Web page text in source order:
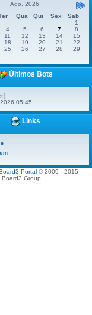
Ago. 2026
Qua Qui Sex
Sab
1
4 5 6 7
8
11 12 13 14
15
18 19 20 21
22
25 26 27 28
29
Últimos Bots
05:45
Links
Board3 Portal © 2009 - 2015
Board3 Group